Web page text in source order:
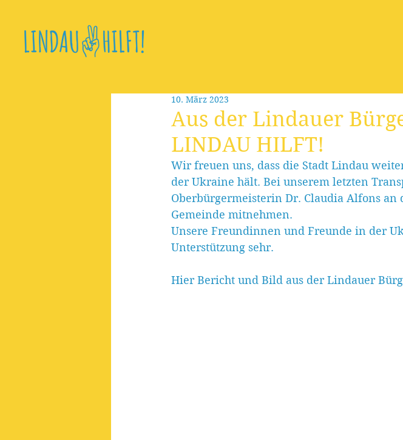
Aus der Lindauer
LINDAU HILFT!
10. März 2023
Wir freuen uns, dass die Stadt Lindau
der Ukraine hält. Bei unserem letzten
Oberbürgermeisterin Dr. Claudia Alfons
Gemeinde mitnehmen.
Unsere Freundinnen und Freunde in der
Unterstützung sehr.
Hier Bericht und Bild aus der Lindauer